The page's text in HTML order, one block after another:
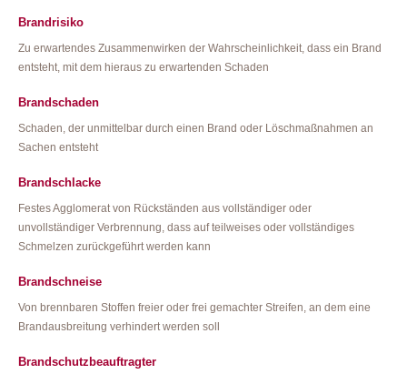
Brandrisiko
Zu erwartendes Zusammenwirken der Wahrscheinlichkeit, dass ein Brand
entsteht, mit dem hieraus zu erwartenden Schaden
Brandschaden
Schaden, der unmittelbar durch einen Brand oder Löschmaßnahmen an
Sachen entsteht
Brandschlacke
Festes Agglomerat von Rückständen aus vollständiger oder
unvollständiger Verbrennung, dass auf teilweises oder vollständiges
Schmelzen zurückgeführt werden kann
Brandschneise
Von brennbaren Stoffen freier oder frei gemachter Streifen, an dem eine
Brandausbreitung verhindert werden soll
Brandschutzbeauftragter